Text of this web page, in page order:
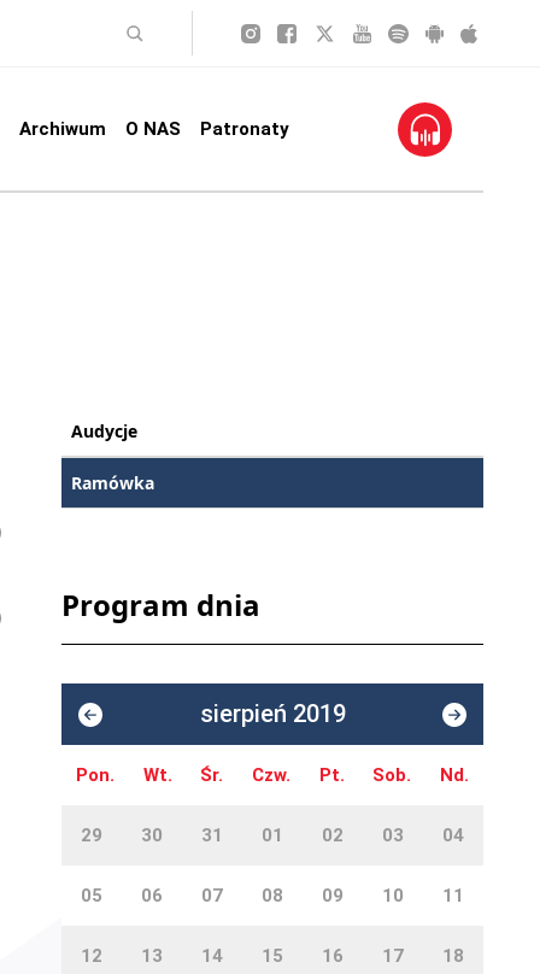
Archiwum O NAS Patronaty
Audycje
Ramówka
Program dnia
sierpień 2019
Pon. Wt. Śr. Czw. Pt. Sob. Nd.
29 30 31 01 02 03 04
05 06 07 08 09 10 11
12 13 14 15 16 17 18